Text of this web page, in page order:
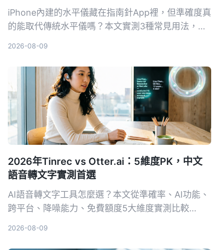
iPhone內建的水平儀藏在指南針App裡，但準確度真
的能取代傳統水平儀嗎？本文實測3種常見用法，從
2026-08-09
2026年Tinrec vs Otter.ai：5維度PK，中文
語音轉文字實測首選
AI語音轉文字工具怎麼選？本文從準確率、AI功能、
跨平台、降噪能力、免費額度5大維度實測比較
2026-08-09